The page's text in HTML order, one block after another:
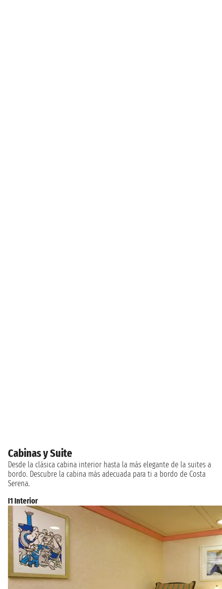
Cabinas y Suite
Desde la clásica cabina interior hasta la más elegante de la suites a
bordo. Descubre la cabina más adecuada para ti a bordo de Costa
Serena.
I1 Interior